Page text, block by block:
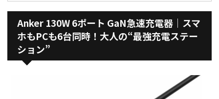
Anker 130W 6ポート GaN急速充電器｜スマ
ホもPCも6台同時！大人の“最強充電ステー
ション”